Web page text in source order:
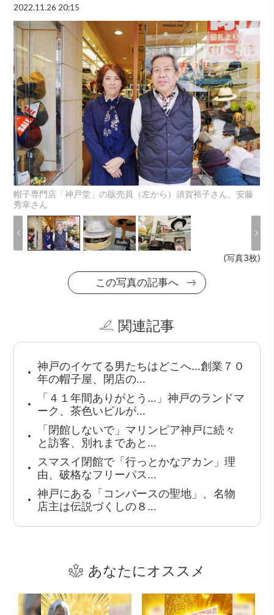
2022.11.26 20:15
帽子専門店「神戸堂」の販売員（左から）須賀裕子さん、安藤
秀幸さん
(写真3枚)
この写真の記事へ
関連記事
神戸のイケてる男たちはどこへ…創業７０
年の帽子屋、閉店の…
「４１年間ありがとう…」神戸のランドマ
ーク、茶色いビルが…
「閉館しないで」マリンピア神戸に続々
と訪客、別れまであと…
スマスイ閉館で「行っとかなアカン」理
由、破格なフリーパス…
神戸にある「コンバースの聖地」、名物
店主は伝説づくしの８…
あなたにオススメ